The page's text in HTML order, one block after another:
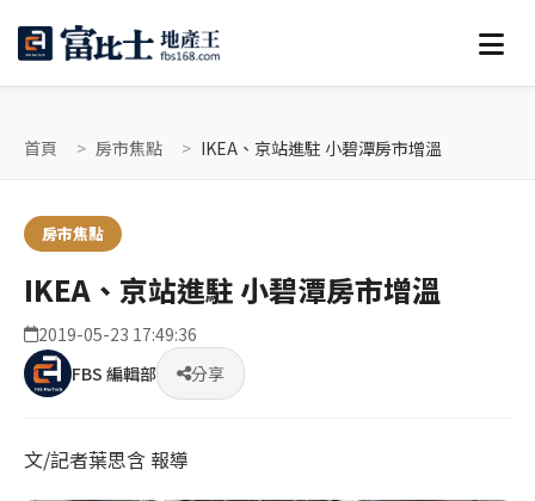
首頁 房市焦點 IKEA、京站進駐 小碧潭房市增溫
房市焦點
IKEA、京站進駐 小碧潭房市增溫
2019-05-23 17:49:36
FBS 編輯部
分享
文/記者葉思含 報導